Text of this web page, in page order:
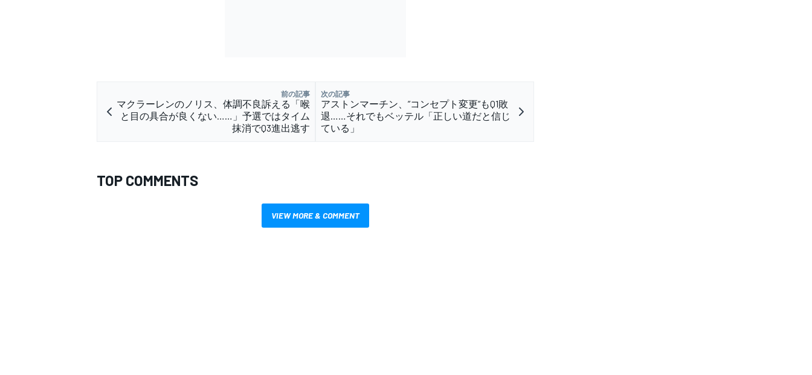
前の記事
マクラーレンのノリス、体調不良訴える「喉
と目の具合が良くない……」予選ではタイム
抹消でQ3進出逃す
次の記事
アストンマーチン、”コンセプト変更”もQ1敗
退……それでもベッテル「正しい道だと信じ
ている」
TOP COMMENTS
VIEW MORE & COMMENT